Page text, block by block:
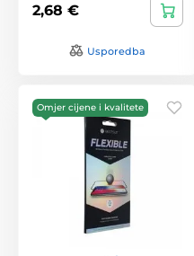
2,68 €
Usporedba
Omjer cijene i kvalitete